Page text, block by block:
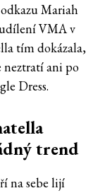
Mariah
VMA v
tím dokázala,
neztratí ani po
Dress.
trend
na sebe lijí